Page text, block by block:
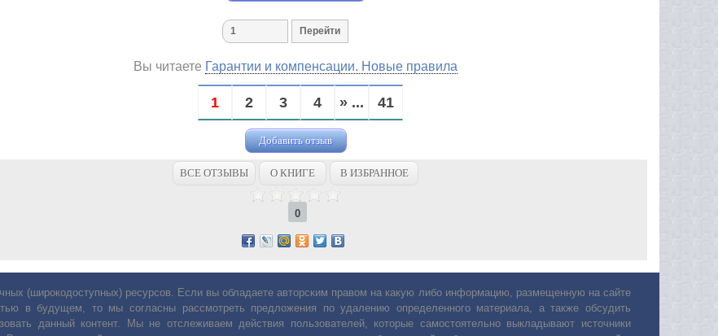
Вы читаете Гарантии и компенсации. Новые правила
1 2 3 4 » ... 41
Добавить отзыв
ВСЕ ОТЗЫВЫ О КНИГЕ В ИЗБРАННОЕ
0
(широкодоступных) ресурсов. Если вы обладаете авторским правом на какую либо информацию, размещенную на сайте
в будущем, то мы согласны рассмотреть предложения по удалению определенного материала, а также обсудить
данный контент. Мы не отслеживаем действия пользователей, которые самостоятельно выкладывают источники